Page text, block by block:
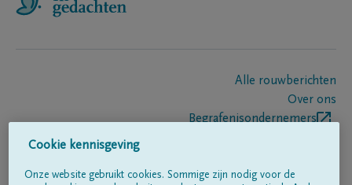
Alle rouwberichten
Over ons
Begrafenisondernemers
Cookie kennisgeving
Onze website gebruikt cookies. Sommige zijn nodig voor de